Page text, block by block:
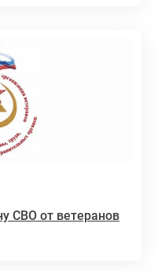
СВО от ветеранов